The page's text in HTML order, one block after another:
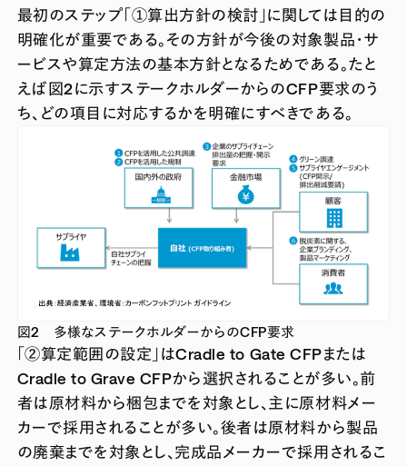
最初のステップ「①算出方針の検討」に関しては目的の
明確化が重要である。その方針が今後の対象製品・サ
ービスや算定方法の基本方針となるためである。たと
えば図2に示すステークホルダーからのCFP要求のう
ち、どの項目に対応するかを明確にすべきである。
図2 多様なステークホルダーからのCFP要求
「②算定範囲の設定」はCradle to Gate CFPまたは
Cradle to Grave CFPから選択されることが多い。前
者は原材料から梱包までを対象とし、主に原材料メー
カーで採用されることが多い。後者は原材料から製品
の廃棄までを対象とし、完成品メーカーで採用されるこ